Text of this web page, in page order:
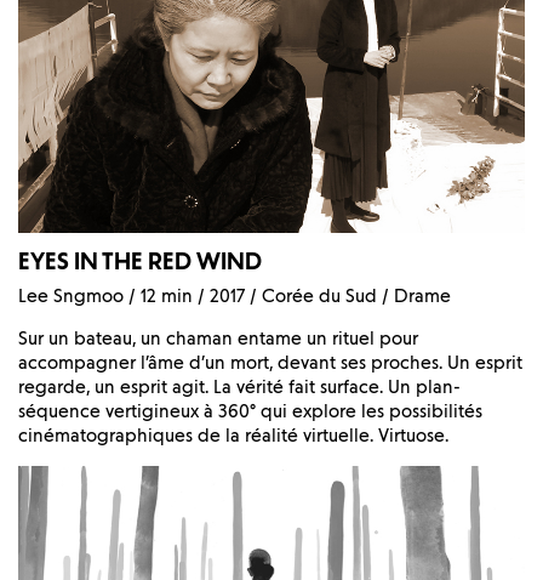
EYES IN THE RED WIND
Lee Sngmoo / 12 min / 2017 / Corée du Sud / Drame
Sur un bateau, un chaman entame un rituel pour
accompagner l’âme d’un mort, devant ses proches. Un esprit
regarde, un esprit agit. La vérité fait surface. Un plan-
séquence vertigineux à 360° qui explore les possibilités
cinématographiques de la réalité virtuelle. Virtuose.